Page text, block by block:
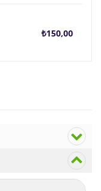
₺150,00
Şu